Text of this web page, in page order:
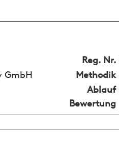
Reg. Nr.
GmbH Methodik
Ablauf
Bewertung